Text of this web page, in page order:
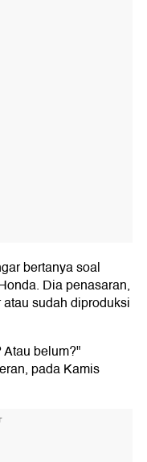
bertanya soal
Dia penasaran,
sudah diproduksi
belum?"
pada Kamis